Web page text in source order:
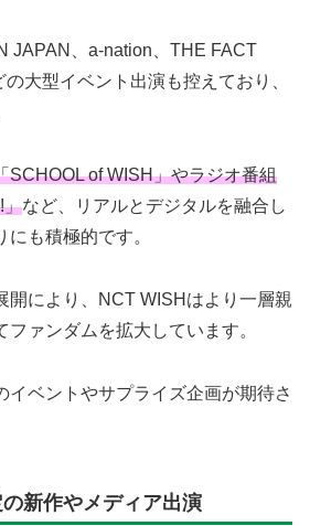
JAPAN、a-nation、THE FACT
大型イベント出演も控えており、
SCHOOL of WISH」やラジオ番組
」など、リアルとデジタルを融合し
も積極的です。
開により、NCT WISHはより一層親
ファンダムを拡大しています。
イベントやサプライズ企画が期待さ
新作やメディア出演